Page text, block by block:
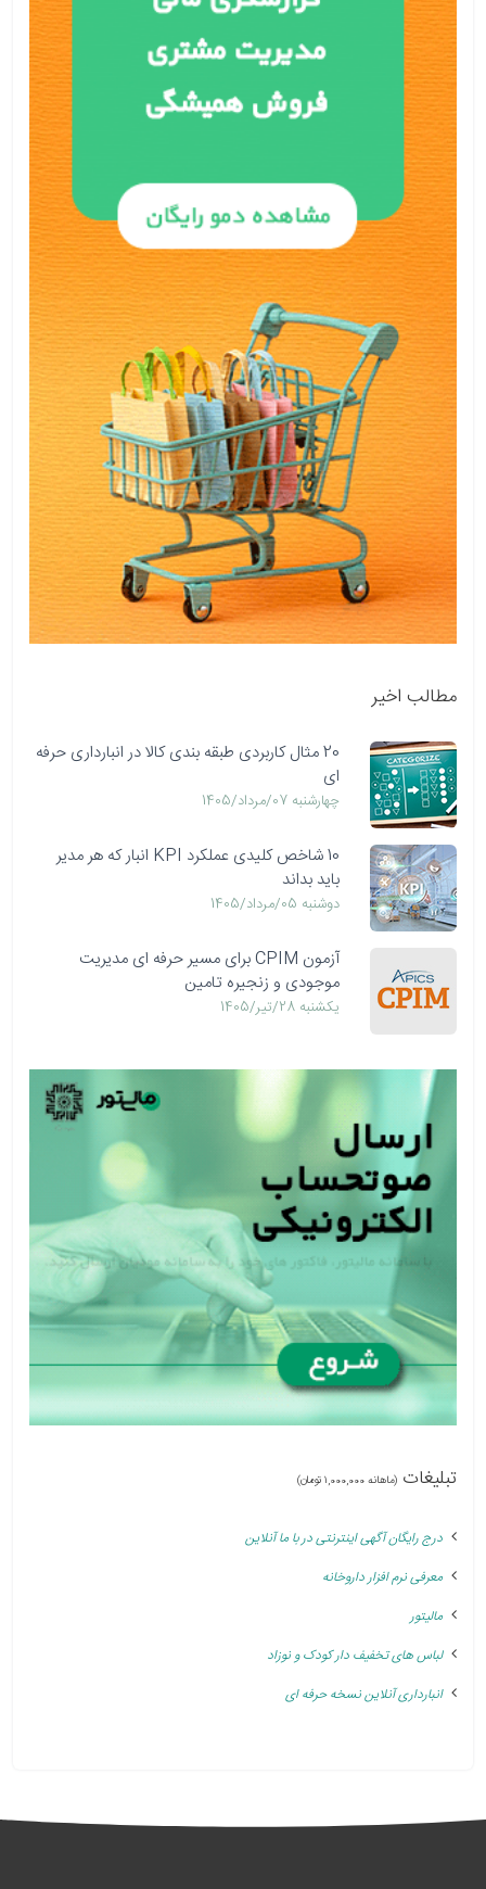
مطالب اخیر
20 مثال کاربردی طبقه بندی کالا در انبارداری حرفه
ای
چهارشنبه 07/مرداد/1405
10 شاخص کلیدی عملکرد KPI انبار که هر مدیر
باید بداند
دوشنبه 05/مرداد/1405
آزمون CPIM برای مسیر حرفه ای مدیریت
موجودی و زنجیره تامین
يكشنبه 28/تیر/1405
تبلیغات (ماهانه 1,000,000 تومان)
درج رایگان آگهی اینترنتی در با ما آنلاین
معرفی نرم افزار داروخانه
مالیتور
لباس های تخفیف دار کودک و نوزاد
انبارداری آنلاین نسخه حرفه ای